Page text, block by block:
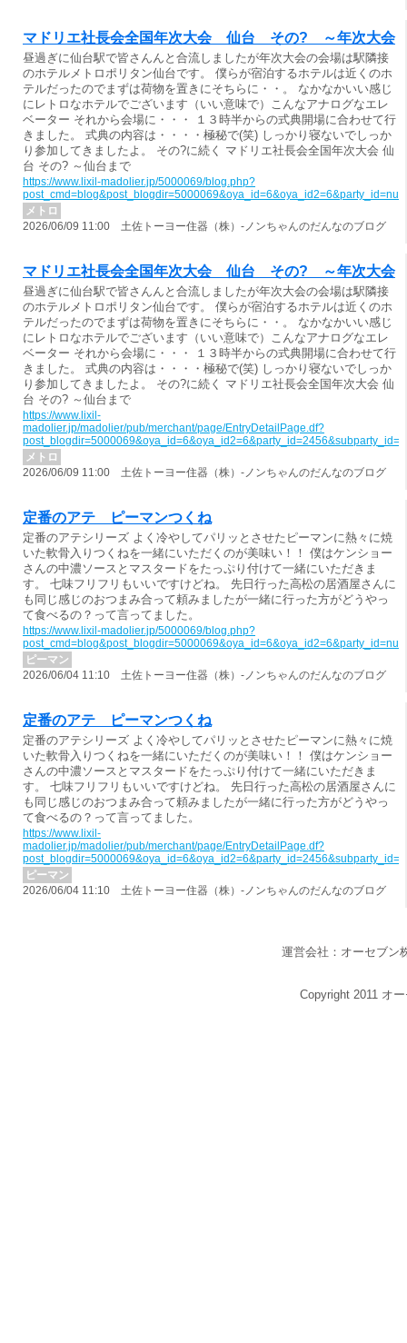
マドリエ社長会全国年次大会 仙台 その? ～年次大会
昼過ぎに仙台駅で皆さんんと合流しましたが年次大会の会場は駅隣接
のホテルメトロポリタン仙台です。 僕らが宿泊するホテルは近くのホ
テルだったのでまずは荷物を置きにそちらに・・。 なかなかいい感じ
にレトロなホテルでございます（いい意味で）こんなアナログなエレ
ベーター それから会場に・・・ １３時半からの式典開場に合わせて行
きました。 式典の内容は・・・・極秘で(笑) しっかり寝ないでしっか
り参加してきましたよ。 その?に続く マドリエ社長会全国年次大会 仙
台 その? ～仙台まで
https://www.lixil-madolier.jp/5000069/blog.php?
メトロ
2026/06/09 11:00 土佐トーヨー住器（株）-ノンちゃんのだんなのブログ
マドリエ社長会全国年次大会 仙台 その? ～年次大会
昼過ぎに仙台駅で皆さんんと合流しましたが年次大会の会場は駅隣接
のホテルメトロポリタン仙台です。 僕らが宿泊するホテルは近くのホ
テルだったのでまずは荷物を置きにそちらに・・。 なかなかいい感じ
にレトロなホテルでございます（いい意味で）こんなアナログなエレ
ベーター それから会場に・・・ １３時半からの式典開場に合わせて行
きました。 式典の内容は・・・・極秘で(笑) しっかり寝ないでしっか
り参加してきましたよ。 その?に続く マドリエ社長会全国年次大会 仙
台 その? ～仙台まで
https://www.lixil-
madolier.jp/madolier/pub/merchant/page/EntryDetailPage.df?
メトロ
2026/06/09 11:00 土佐トーヨー住器（株）-ノンちゃんのだんなのブログ
定番のアテ ピーマンつくね
定番のアテシリーズ よく冷やしてパリッとさせたピーマンに熱々に焼
いた軟骨入りつくねを一緒にいただくのが美味い！！ 僕はケンショー
さんの中濃ソースとマスタードをたっぷり付けて一緒にいただきま
す。 七味フリフリもいいですけどね。 先日行った高松の居酒屋さんに
も同じ感じのおつまみ合って頼みましたが一緒に行った方がどうやっ
て食べるの？って言ってました。
https://www.lixil-madolier.jp/5000069/blog.php?
ピーマン
2026/06/04 11:10 土佐トーヨー住器（株）-ノンちゃんのだんなのブログ
定番のアテ ピーマンつくね
定番のアテシリーズ よく冷やしてパリッとさせたピーマンに熱々に焼
いた軟骨入りつくねを一緒にいただくのが美味い！！ 僕はケンショー
さんの中濃ソースとマスタードをたっぷり付けて一緒にいただきま
す。 七味フリフリもいいですけどね。 先日行った高松の居酒屋さんに
も同じ感じのおつまみ合って頼みましたが一緒に行った方がどうやっ
て食べるの？って言ってました。
https://www.lixil-
madolier.jp/madolier/pub/merchant/page/EntryDetailPage.df?
ピーマン
2026/06/04 11:10 土佐トーヨー住器（株）-ノンちゃんのだんなのブログ
運営会社：オーセブン
Copyright 2011 オ